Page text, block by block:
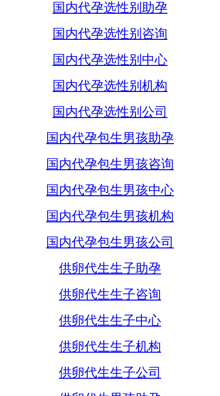
国内代孕选性别助孕
国内代孕选性别咨询
国内代孕选性别中心
国内代孕选性别机构
国内代孕选性别公司
国内代孕包生男孩助孕
国内代孕包生男孩咨询
国内代孕包生男孩中心
国内代孕包生男孩机构
国内代孕包生男孩公司
供卵代生生子助孕
供卵代生生子咨询
供卵代生生子中心
供卵代生生子机构
供卵代生生子公司